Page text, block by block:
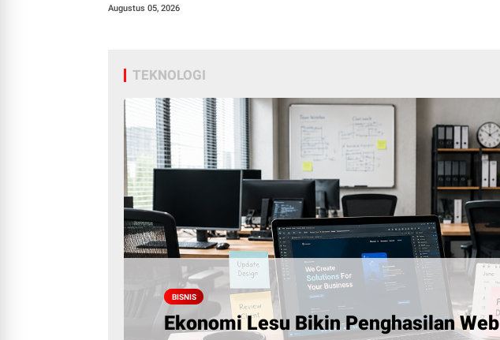
Augustus 05, 2026
TEKNOLOGI
BISNIS
Ekonomi Lesu Bikin Penghasilan Web